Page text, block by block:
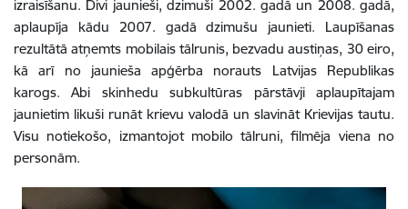
izraisīšanu. Divi jaunieši, dzimuši 2002. gadā un 2008. gadā,
aplaupīja kādu 2007. gadā dzimušu jaunieti. Laupīšanas
rezultātā atņemts mobilais tālrunis, bezvadu austiņas, 30 eiro,
kā arī no jaunieša apģērba norauts Latvijas Republikas
karogs. Abi skinhedu subkultūras pārstāvji aplaupītajam
jaunietim likuši runāt krievu valodā un slavināt Krievijas tautu.
Visu notiekošo, izmantojot mobilo tālruni, filmēja viena no
personām.